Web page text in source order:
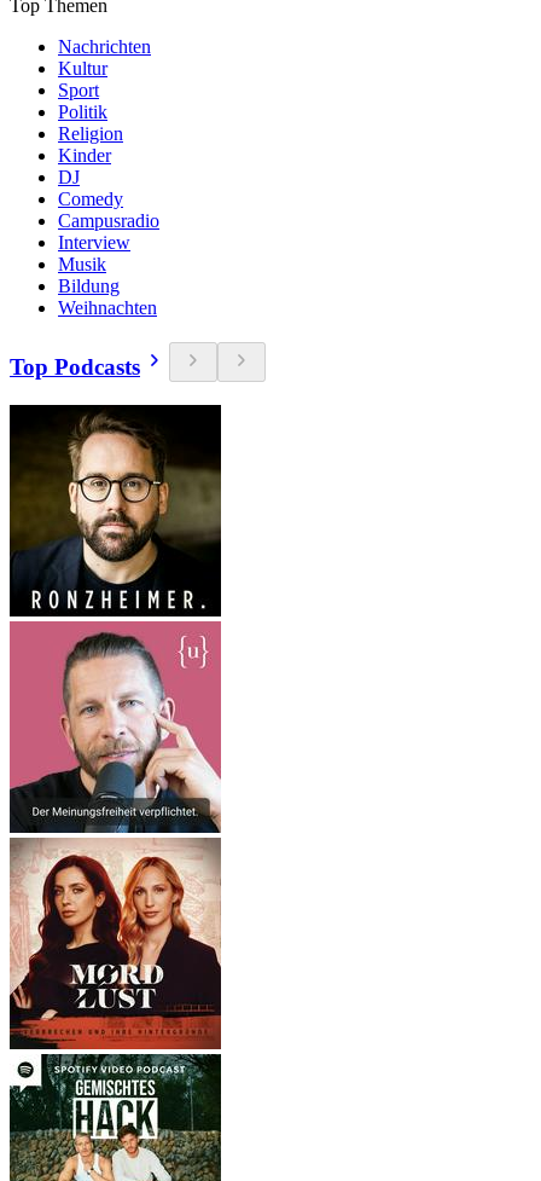
Top Themen
Nachrichten
Kultur
Sport
Politik
Religion
Kinder
DJ
Comedy
Campusradio
Interview
Musik
Bildung
Weihnachten
Top Podcasts